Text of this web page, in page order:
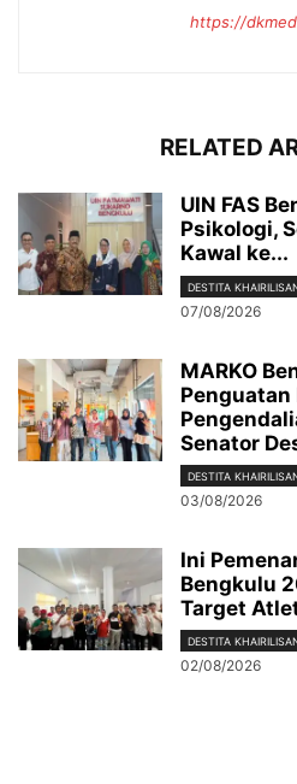
https://
RELATED
UIN FAS
Psikologi,
Kawal ke...
DESTITA
07/08/2026
MARKO
Penguatan
Senator
DESTITA
03/08/2026
Ini
Bengkulu
Target
DESTITA
02/08/2026